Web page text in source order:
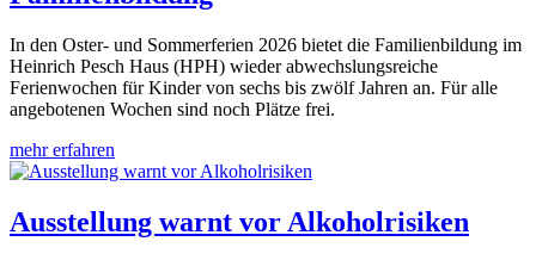
In den Oster- und Sommerferien 2026 bietet die Familienbildung im
Heinrich Pesch Haus (HPH) wieder abwechslungsreiche
Ferienwochen für Kinder von sechs bis zwölf Jahren an. Für alle
angebotenen Wochen sind noch Plätze frei.
mehr erfahren
Ausstellung warnt vor Alkoholrisiken